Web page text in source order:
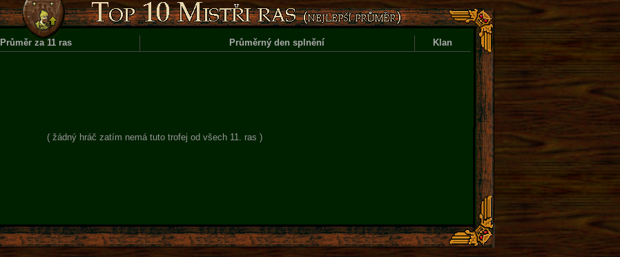
Průměr za 11 ras Průměrný den splnění Klan
( žádný hráč zatím nemá tuto trofej od všech 11. ras )